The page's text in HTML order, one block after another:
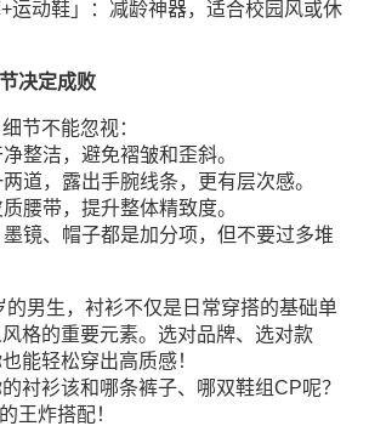
运动鞋」：减龄神器，适合校园风或休
决定成败
节不能忽视：
整洁，避免褶皱和歪斜。
道，露出手腕线条，更有层次感。
腰带，提升整体精致度。
镜、帽子都是加分项，但不要过多堆
的男生，衬衫不仅是日常穿搭的基础单
格的重要元素。选对品牌、选对款
能轻松穿出高质感！
衬衫该和哪条裤子、哪双鞋组CP呢？
王炸搭配！